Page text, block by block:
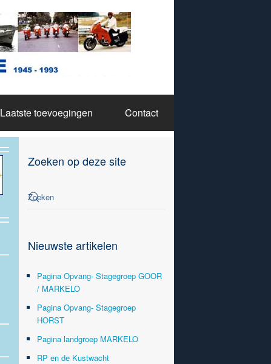
Laatste toevoegingen Contact
Zoeken op deze site
Nieuwste artikelen
Pagina Opvang- Stagegroep GOOR
/ MARKELO
Pagina Opvang- Stagegroep
HORST
Pagina landgroep MARKELO
RP en de Kustwacht